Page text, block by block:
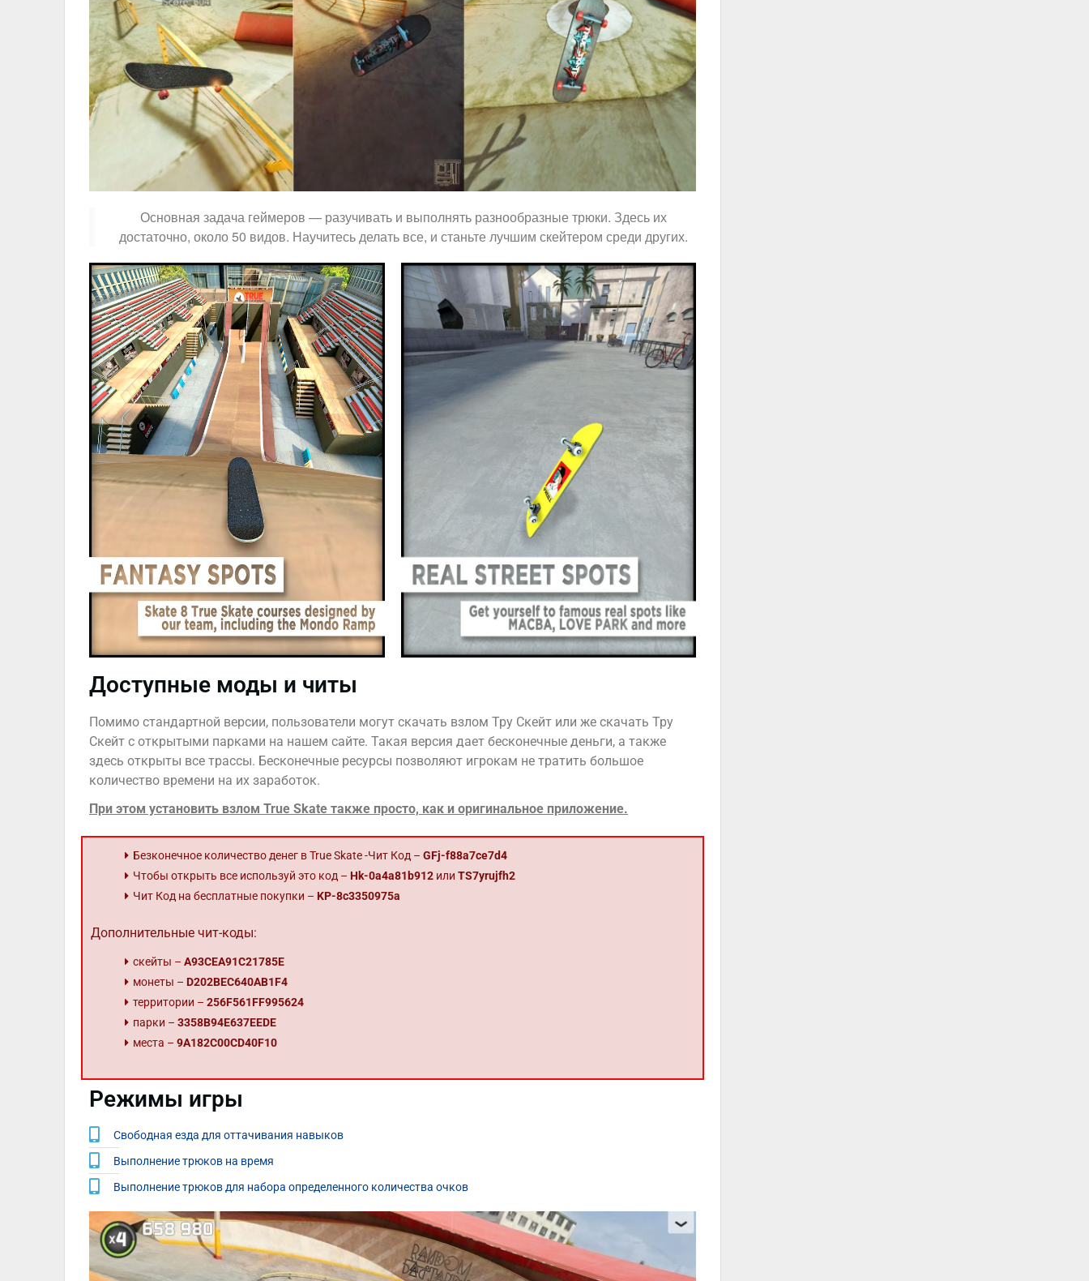
Основная задача геймеров — разучивать и выполнять разнообразные трюки. Здесь их
достаточно, около 50 видов. Научитесь делать все, и станьте лучшим скейтером среди других.
Доступные моды и читы
Помимо стандартной версии, пользователи могут скачать взлом Тру Скейт или же скачать Тру
Скейт с открытыми парками на нашем сайте. Такая версия дает бесконечные деньги, а также
здесь открыты все трассы. Бесконечные ресурсы позволяют игрокам не тратить большое
количество времени на их заработок.
При этом установить взлом True Skate также просто, как и оригинальное приложение.
Безконечное количество денег в True Skate -Чит Код – GFj-f88a7ce7d4
Чтобы открыть все используй это код – Hk-0a4a81b912 или TS7yrujfh2
Чит Код на бесплатные покупки – KP-8c3350975a
Дополнительные чит-коды:
скейты – A93CEA91C21785E
монеты – D202BEC640AB1F4
территории – 256F561FF995624
парки – 3358B94E637EEDE
места – 9A182C00CD40F10
Режимы игры
Свободная езда для оттачивания навыков
Выполнение трюков на время
Выполнение трюков для набора определенного количества очков